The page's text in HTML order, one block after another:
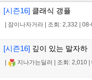
[시즌16] 클래식 갱플
잠이나자거라 조회: 2,332 08-
[시즌16] 깊이 있는 말자하
지나가는딜러 조회: 2,010